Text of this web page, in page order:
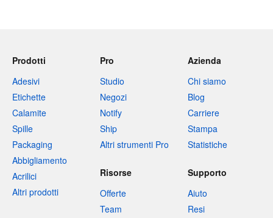
Prodotti
Adesivi
Etichette
Calamite
Spille
Packaging
Abbigliamento
Acrilici
Altri prodotti
Pro
Studio
Negozi
Notify
Ship
Altri strumenti Pro
Azienda
Chi siamo
Blog
Carriere
Stampa
Statistiche
Risorse
Offerte
Team
Supporto
Aiuto
Resi